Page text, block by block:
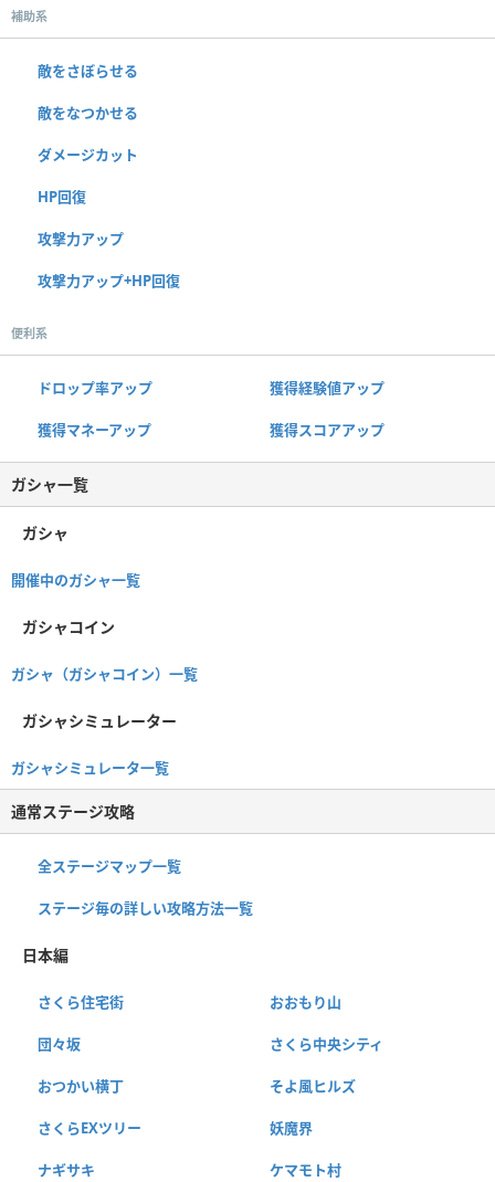
補助系
敵をさぼらせる
敵をなつかせる
ダメージカット
HP回復
攻撃力アップ
攻撃力アップ+HP回復
便利系
ドロップ率アップ 獲得経験値アップ
獲得マネーアップ 獲得スコアアップ
ガシャ一覧
ガシャ
開催中のガシャ一覧
ガシャコイン
ガシャ（ガシャコイン）一覧
ガシャシミュレーター
ガシャシミュレータ一覧
通常ステージ攻略
全ステージマップ一覧
ステージ毎の詳しい攻略方法一覧
日本編
さくら住宅街 おおもり山
団々坂 さくら中央シティ
おつかい横丁 そよ風ヒルズ
さくらEXツリー 妖魔界
ナギサキ ケマモト村